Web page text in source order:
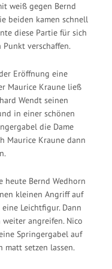
weiß gegen Bernd
beiden kamen schnell
diese Partie für sich
verschaffen.
Eröffnung eine
Maurice Kraune ließ
Wendt seinen
in einer schönen
die Dame
Maurice Kraune dann
heute Bernd Wedhorn
kleinen Angriff auf
Leichtfigur. Dann
angreifen. Nico
Springergabel auf
matt setzen lassen.